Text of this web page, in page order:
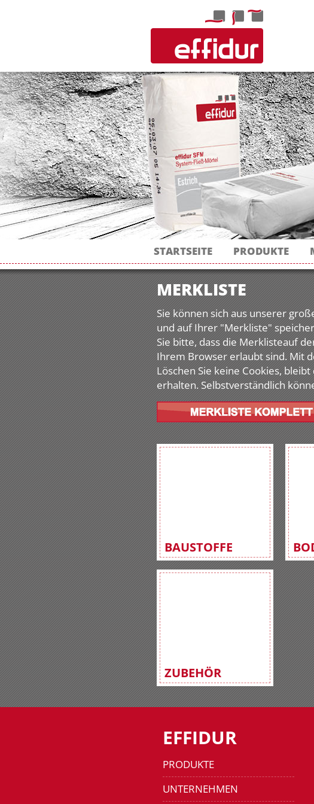
STARTSEITE PRODUKTE
MERKLISTE
Sie können sich aus unserer
und auf Ihrer "Merkliste"
Sie bitte, dass die Merklisteauf
Ihrem Browser erlaubt sind. Mit
Löschen Sie keine Cookies,
erhalten. Selbstverständlich
BAUSTOFFE
ZUBEHÖR
EFFIDUR
PRODUKTE
UNTERNEHMEN